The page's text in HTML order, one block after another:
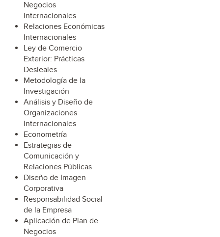
Negocios
Internacionales
Relaciones Económicas
Internacionales
Ley de Comercio
Exterior: Prácticas
Desleales
Metodología de la
Investigación
Análisis y Diseño de
Organizaciones
Internacionales
Econometría
Estrategias de
Comunicación y
Relaciones Públicas
Diseño de Imagen
Corporativa
Responsabilidad Social
de la Empresa
Aplicación de Plan de
Negocios